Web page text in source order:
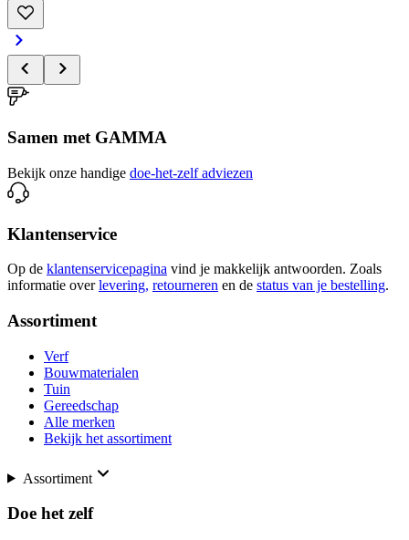
Samen met GAMMA
Bekijk onze handige doe-het-zelf adviezen
Klantenservice
Op de klantenservicepagina vind je makkelijk antwoorden. Zoals
informatie over levering, retourneren en de status van je bestelling.
Assortiment
Verf
Bouwmaterialen
Tuin
Gereedschap
Alle merken
Bekijk het assortiment
Assortiment
Doe het zelf